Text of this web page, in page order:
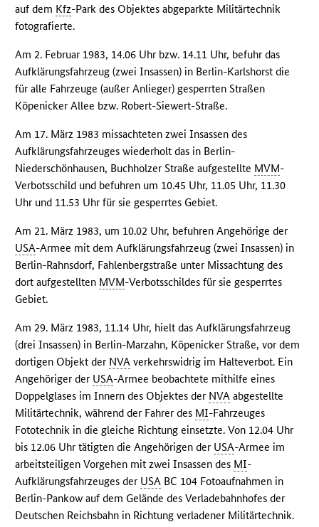
auf dem Kfz-Park des Objektes abgeparkte Militärtechnik
fotografierte.
Am 2. Februar 1983, 14.06 Uhr bzw. 14.11 Uhr, befuhr das
Aufklärungsfahrzeug (zwei Insassen) in Berlin-Karlshorst die
für alle Fahrzeuge (außer Anlieger) gesperrten Straßen
Köpenicker Allee bzw. Robert-Siewert-Straße.
Am 17. März 1983 missachteten zwei Insassen des
Aufklärungsfahrzeuges wiederholt das in Berlin-
Niederschönhausen, Buchholzer Straße aufgestellte MVM-
Verbotsschild und befuhren um 10.45 Uhr, 11.05 Uhr, 11.30
Uhr und 11.53 Uhr für sie gesperrtes Gebiet.
Am 21. März 1983, um 10.02 Uhr, befuhren Angehörige der
USA-Armee mit dem Aufklärungsfahrzeug (zwei Insassen) in
Berlin-Rahnsdorf, Fahlenbergstraße unter Missachtung des
dort aufgestellten MVM-Verbotsschildes für sie gesperrtes
Gebiet.
Am 29. März 1983, 11.14 Uhr, hielt das Aufklärungsfahrzeug
(drei Insassen) in Berlin-Marzahn, Köpenicker Straße, vor dem
dortigen Objekt der NVA verkehrswidrig im Halteverbot. Ein
Angehöriger der USA-Armee beobachtete mithilfe eines
Doppelglases im Innern des Objektes der NVA abgestellte
Militärtechnik, während der Fahrer des MI-Fahrzeuges
Fototechnik in die gleiche Richtung einsetzte. Von 12.04 Uhr
bis 12.06 Uhr tätigten die Angehörigen der USA-Armee im
arbeitsteiligen Vorgehen mit zwei Insassen des MI-
Aufklärungsfahrzeuges der USA BC 104 Fotoaufnahmen in
Berlin-Pankow auf dem Gelände des Verladebahnhofes der
Deutschen Reichsbahn in Richtung verladener Militärtechnik.